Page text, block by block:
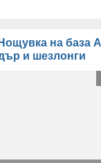
на база
и шезлонги